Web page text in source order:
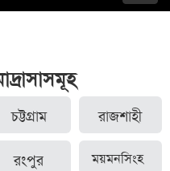
চট্টগ্রাম রাজশাহী
রংপুর ময়মনসিংহ